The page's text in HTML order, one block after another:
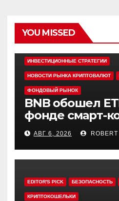
YOU MISSED
ИНВЕСТИЦИОННЫЕ СТРАТЕГИИ
НОВОСТИ РЫНКА КРИПТОВАЛЮТ
ФОНДОВЫЙ РЫНОК
BNB обошел
фонде смарт-
Grayscale
АВГ 6, 2026
EDITOR'S PICK БЕЗОПАСНОСТЬ
КРИПТОКОШЕЛЬКИ